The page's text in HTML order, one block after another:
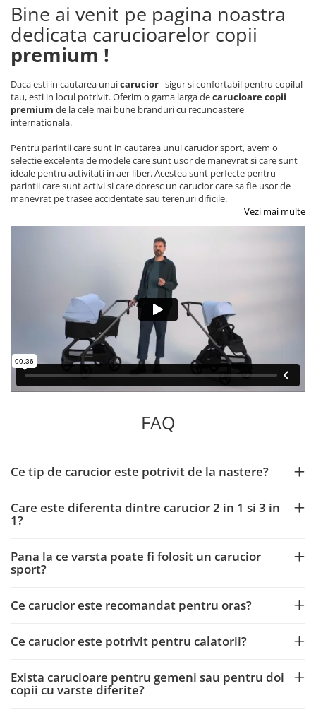
Bine ai venit pe pagina noastra
dedicata carucioarelor copii
premium !
Daca esti in cautarea unuicarucior sigur si confortabil pentru copilul
tau, esti in locul potrivit. Oferim o gama larga decarucioare copii
premium de la cele mai bune branduri cu recunoastere
internationala.
Pentru parintii care sunt in cautarea unui carucior sport, avem o
selectie excelenta de modele care sunt usor de manevrat si care sunt
ideale pentru activitati in aer liber. Acestea sunt perfecte pentru
parintii care sunt activi si care doresc un carucior care sa fie usor de
manevrat pe trasee accidentate sau terenuri dificile.
Vezi mai multe
FAQ
Ce tip de carucior este potrivit de la nastere?
Care este diferenta dintre carucior 2 in 1 si 3 in
1?
Pana la ce varsta poate fi folosit un carucior
sport?
Ce carucior este recomandat pentru oras?
Ce carucior este potrivit pentru calatorii?
Exista carucioare pentru gemeni sau pentru doi
copii cu varste diferite?